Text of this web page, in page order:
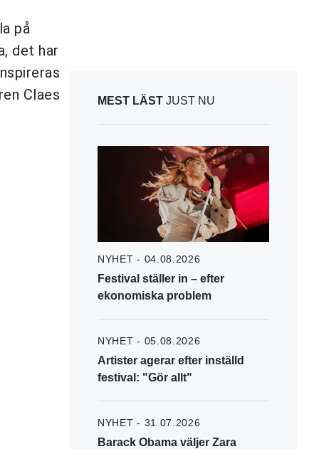
på
det har
Claes
MEST LÄST JUST NU
NYHET - 04.08.2026
Festival ställer in – efter
ekonomiska problem
NYHET - 05.08.2026
Artister agerar efter inställd
festival: "Gör allt"
NYHET - 31.07.2026
Barack Obama väljer Zara